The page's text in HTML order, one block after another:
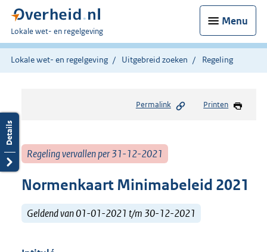
Menu
U
bent
hier:
Lokale wet- en regelgeving
Lokale wet- en regelgeving Uitgebreid zoeken Regeling
Permalink Printen
Regeling vervallen per 31-12-2021
Normenkaart Minimabeleid 2021
Geldend van 01-01-2021 t/m 30-12-2021